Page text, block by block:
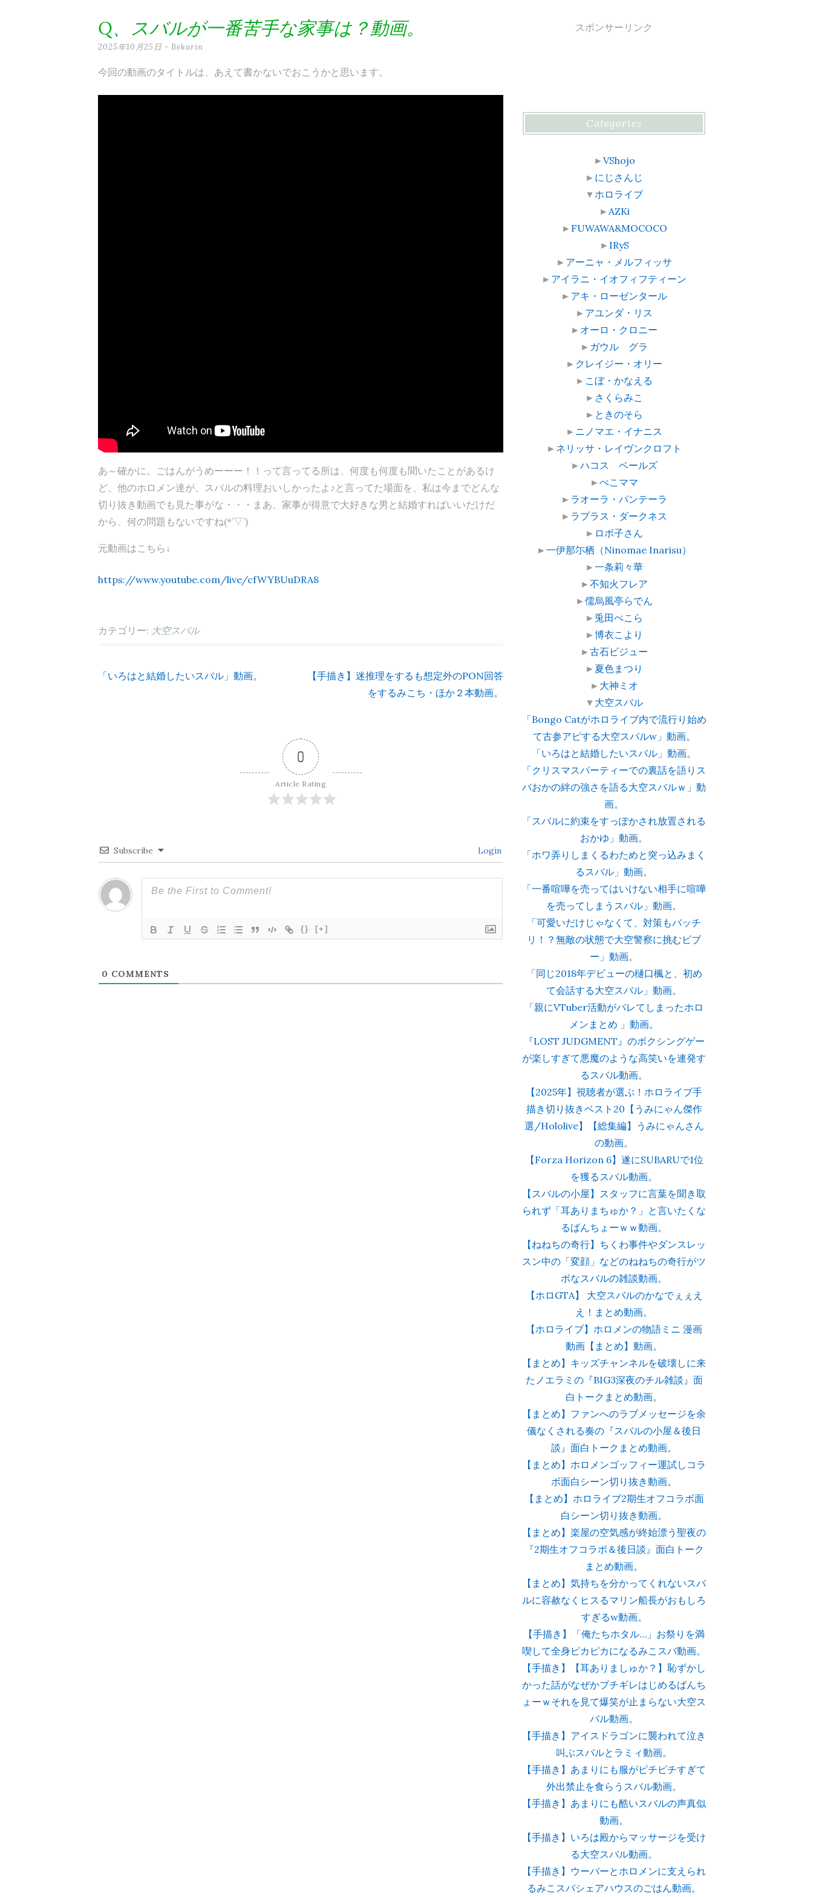
ン
へ
ス
Q、スバルが一番苦手な家事は？動画。
2025年10月25日 - Bekarin
今回の動画のタイトルは、あえて書かないでおこうかと思います。
あ～確かに。ごはんがうめーーー！！って言ってる所は、何度も何度も聞いたことがあるけ
ど、他のホロメン達が、スバルの料理おいしかったよ♪と言ってた場面を、私は今までどんな
切り抜き動画でも見た事がな・・・まあ、家事が得意で大好きな男と結婚すればいいだけだ
から、何の問題もないですね(*’▽’)
元動画はこちら↓
https://www.youtube.com/live/cfWYBUuDRA8
カテゴリー: 大空スバル
投
ー
シ
ョ
「いろはと結婚したいスバル」動画。
【手描き】迷推理をするも想定外のPON回答
をするみこち・ほか２本動画。
0
Article Rating
Subscribe Login
{} [+]
0 COMMENTS
スポンサーリンク
Categories
►VShojo
► にじさんじ
▼ ホロライブ
► AZKi
► FUWAWA&MOCOCO
► IRyS
► アーニャ・メルフィッサ
► アイラニ・イオフィフティーン
► アキ・ローゼンタール
► アユンダ・リス
► オーロ・クロニー
► ガウル グラ
► クレイジー・オリー
► こぼ・かなえる
► さくらみこ
► ときのそら
► ニノマエ・イナニス
► ネリッサ・レイヴンクロフト
►ハコス ベールズ
►ぺこママ
► ラオーラ・パンテーラ
► ラプラス・ダークネス
► ロボ子さん
►一伊那尓栖（Ninomae Inarisu）
►一条莉々華
►不知火フレア
►儒烏風亭らでん
► 兎田ぺこら
►博衣こより
►古石ビジュー
► 夏色まつり
► 大神ミオ
▼ 大空スバル
「Bongo Catがホロライブ内で流行り始め
て古参アピする大空スバルw」動画。
「いろはと結婚したいスバル」動画。
「クリスマスパーティーでの裏話を語りス
バおかの絆の強さを語る大空スバルｗ」動
画。
「スバルに約束をすっぽかされ放置される
おかゆ」動画。
「ホワ弄りしまくるわためと突っ込みまく
るスバル」動画。
「一番喧嘩を売ってはいけない相手に喧嘩
を売ってしまうスバル」動画。
「可愛いだけじゃなくて、対策もバッチ
リ！？無敵の状態で大空警察に挑むビブ
ー」動画。
「同じ2018年デビューの樋口楓と、初め
て会話する大空スバル」動画。
「親にVTuber活動がバレてしまったホロ
メンまとめ 」動画。
『LOST JUDGMENT』のボクシングゲー
が楽しすぎて悪魔のような高笑いを連発す
るスバル動画。
【2025年】視聴者が選ぶ！ホロライブ手
描き切り抜きベスト20【うみにゃん傑作
選/Hololive】【総集編】うみにゃんさん
の動画。
【Forza Horizon 6】遂にSUBARUで1位
を獲るスバル動画。
【スバルの小屋】スタッフに言葉を聞き取
られず「耳ありまちゅか？」と言いたくな
るばんちょーｗｗ動画。
【ねねちの奇行】ちくわ事件やダンスレッ
スン中の「変顔」などのねねちの奇行がツ
ボなスバルの雑談動画。
【ホロGTA】 大空スバルのかなでぇぇえ
え！まとめ動画。
【ホロライブ】ホロメンの物語ミニ 漫画
動画【まとめ】動画。
【まとめ】キッズチャンネルを破壊しに来
たノエラミの『BIG3深夜のチル雑談』面
白トークまとめ動画。
【まとめ】ファンへのラブメッセージを余
儀なくされる奏の『スバルの小屋＆後日
談』面白トークまとめ動画。
【まとめ】ホロメンゴッフィー運試しコラ
ボ面白シーン切り抜き動画。
【まとめ】ホロライブ2期生オフコラボ面
白シーン切り抜き動画。
【まとめ】楽屋の空気感が終始漂う聖夜の
『2期生オフコラボ＆後日談』面白トーク
まとめ動画。
【まとめ】気持ちを分かってくれないスバ
ルに容赦なくヒスるマリン船長がおもしろ
すぎるw動画。
【手描き】「俺たちホタル…」お祭りを満
喫して全身ピカピカになるみこスバ動画。
【手描き】【耳ありましゅか？】恥ずかし
かった話がなぜかブチギレはじめるばんち
ょーｗそれを見て爆笑が止まらない大空ス
バル動画。
【手描き】アイスドラゴンに襲われて泣き
叫ぶスバルとラミィ動画。
【手描き】あまりにも服がピチピチすぎて
外出禁止を食らうスバル動画。
【手描き】あまりにも酷いスバルの声真似
動画。
【手描き】いろは殿からマッサージを受け
る大空スバル動画。
【手描き】ウーバーとホロメンに支えられ
るみこスバシェアハウスのごはん動画。